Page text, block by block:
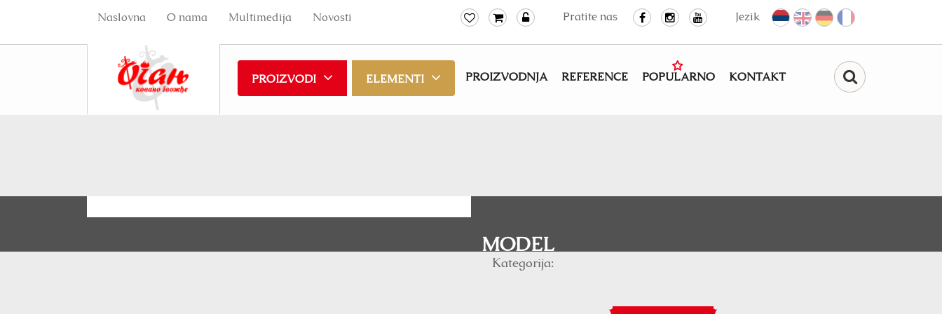
Jezik
Pratite nas
Naslovna O nama Multimedija Novosti
PROIZVODI ELEMENTI PROIZVODNJA REFERENCE POPULARNO KONTAKT
MODEL
Kategorija: